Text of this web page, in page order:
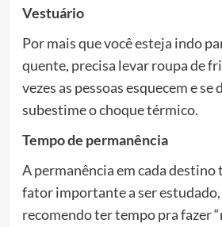
Vestuário
Por mais que você esteja indo
quente, precisa levar roupa de
vezes as pessoas esquecem e se
subestime o choque térmico.
Tempo de permanência
A permanência em cada destino
fator importante a ser
recomendo ter tempo pra fazer